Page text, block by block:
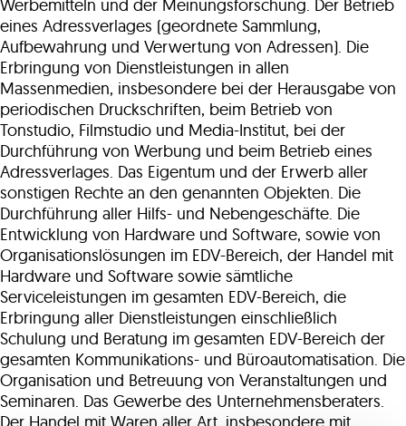
Werbemitteln und der Meinungsforschung. Der Betrieb
eines Adressverlages (geordnete Sammlung,
Aufbewahrung und Verwertung von Adressen). Die
Erbringung von Dienstleistungen in allen
Massenmedien, insbesondere bei der Herausgabe von
periodischen Druckschriften, beim Betrieb von
Tonstudio, Filmstudio und Media-Institut, bei der
Durchführung von Werbung und beim Betrieb eines
Adressverlages. Das Eigentum und der Erwerb aller
sonstigen Rechte an den genannten Objekten. Die
Durchführung aller Hilfs- und Nebengeschäfte. Die
Entwicklung von Hardware und Software, sowie von
Organisationslösungen im EDV-Bereich, der Handel mit
Hardware und Software sowie sämtliche
Serviceleistungen im gesamten EDV-Bereich, die
Erbringung aller Dienstleistungen einschließlich
Schulung und Beratung im gesamten EDV-Bereich der
gesamten Kommunikations- und Büroautomatisation. Die
Organisation und Betreuung von Veranstaltungen und
Seminaren. Das Gewerbe des Unternehmensberaters.